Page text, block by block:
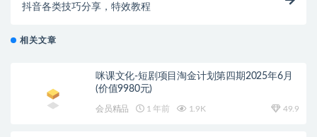
抖音各类技巧分享，特效教程
相关文章
咪课文化-短剧项目淘金计划第四期2025年6月
(价值9980元)
会员精品 1 年前 1.9K 49.9